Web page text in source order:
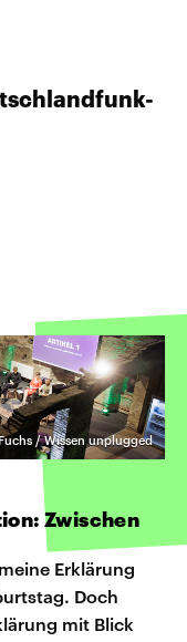
/ Wissen unplugged
Zwischen
Erklärung
Doch
mit Blick